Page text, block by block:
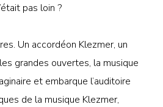
pas loin ?
Un accordéon Klezmer, un
grandes ouvertes, la musique
et embarque l’auditoire
de la musique Klezmer,